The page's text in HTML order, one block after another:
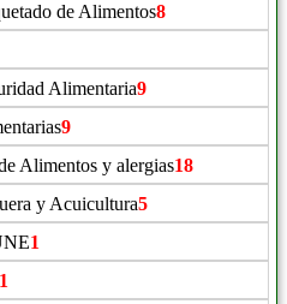
de Alimentos8
Alimentaria9
9
Alimentos y alergias18
y Acuicultura5
1
1